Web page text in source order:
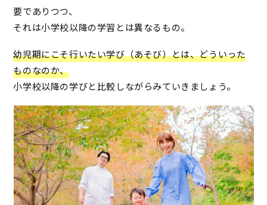
要でありつつ、
それは小学校以降の学習とは異なるもの。
幼児期にこそ行いたい学び（あそび）とは、どういった
ものなのか、
小学校以降の学びと比較しながらみていきましょう。